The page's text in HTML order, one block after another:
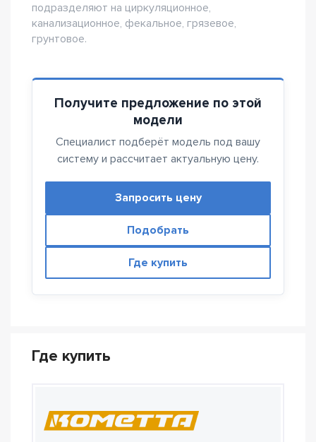
подразделяют на циркуляционное,
канализационное, фекальное, грязевое,
грунтовое.
Получите предложение по этой
модели
Специалист подберёт модель под вашу
систему и рассчитает актуальную цену.
Запросить цену
Подобрать
Где купить
Где купить